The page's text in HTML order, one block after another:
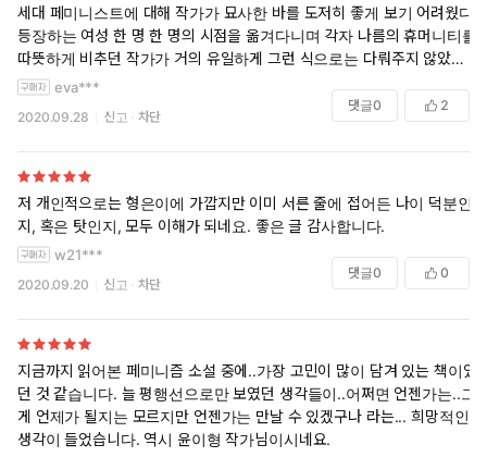
세대 페미니스트에 대해 작가가 묘사한 바를 도저히 좋게 보기 어려웠다.
등장하는 여성 한 명 한 명의 시점을 옮겨다니며 각자 나름의 휴머니티를
따뜻하게 비추던 작가가 거의 유일하게 그런 식으로는 다뤄주지 않았던
어린 여성들. 이름은 나왔던가 가물가물하다. 기성세대로서 그들의 입장
을 이해하기 어려울 수 있겠지만, 비혼여성 롤모델을 찾는 시도마저 '마음
대로 기대를 거는 폭력성'으로 표현할 필요까지 있었을까?
eva***
2020.09.28 신고 차단
댓글0 2
저 개인적으로는 형은이에 가깝지만 이미 서른 줄에 접어든 나이 덕분인
지, 혹은 탓인지, 모두 이해가 되네요. 좋은 글 감사합니다.
w21***
2020.09.20 신고 차단
댓글0 0
지금까지 읽어본 페미니즘 소설 중에..가장 고민이 많이 담겨 있는 책이었
던 것 같습니다. 늘 평행선으로만 보였던 생각들이..어쩌면 언젠가는..그
게 언제가 될지는 모르지만 언젠가는 만날 수 있겠구나 라는... 희망적인
생각이 들었습니다. 역시 윤이형 작가님이시네요.